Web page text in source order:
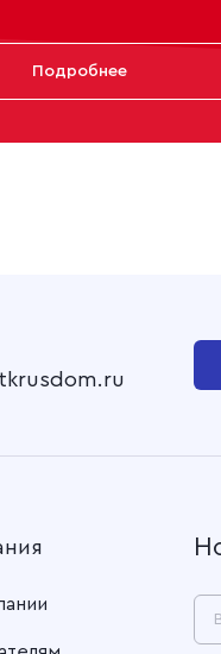
Подробнее